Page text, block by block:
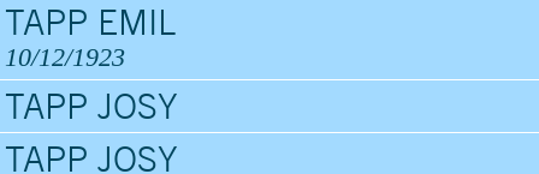
TAPP EMIL
10/12/1923
TAPP JOSY
TAPP JOSY